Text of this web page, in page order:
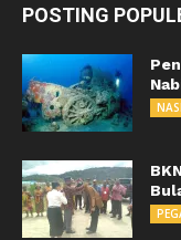
POSTING